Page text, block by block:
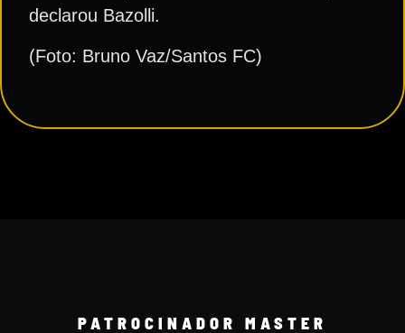
declarou Bazolli.
(Foto: Bruno Vaz/Santos FC)
PATROCINADOR MASTER